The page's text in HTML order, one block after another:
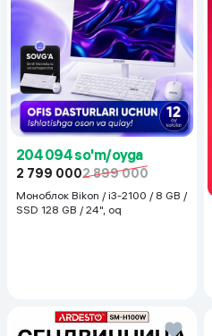
204 094 so'm/oyga
2 799 0002 899 000
Моноблок Bikon / i3-2100 / 8 GB /
SSD 128 GB / 24", oq